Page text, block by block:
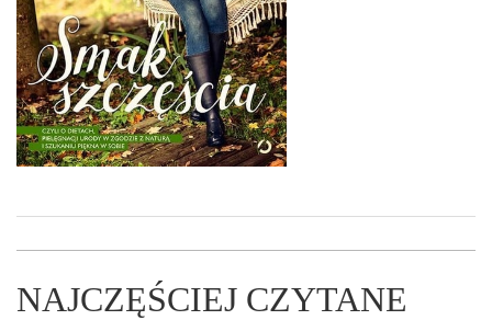
NAJCZĘŚCIEJ CZYTANE